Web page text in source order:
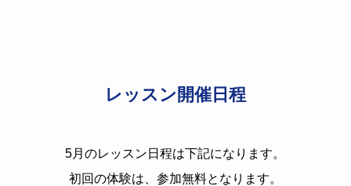
レッスン開催日程
5月のレッスン日程は下記になります。
初回の体験は、参加無料となります。